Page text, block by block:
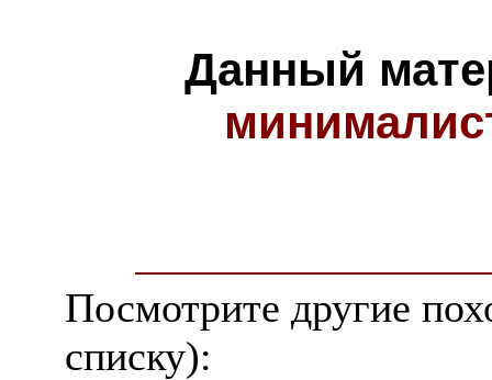
Данный
Посмотрите другие
списку):